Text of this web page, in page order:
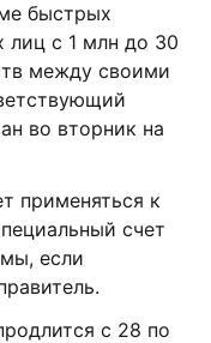
быстрых
лиц с 1 млн до 30
между своими
во вторник на
применяться к
счет
если
с 28 по